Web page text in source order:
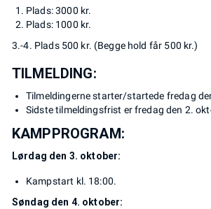
Plads: 3000 kr.
Plads: 1000 kr.
3.-4. Plads 500 kr. (Begge hold får 500 kr.)
TILMELDING:
Tilmeldingerne starter/startede fredag
Sidste tilmeldingsfrist er fredag den 2.
KAMPPROGRAM:
Lørdag den 3. oktober:
Kampstart kl. 18:00.
Søndag den 4. oktober: